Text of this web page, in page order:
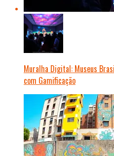
Muralha Digital: Museus
com Gamificação